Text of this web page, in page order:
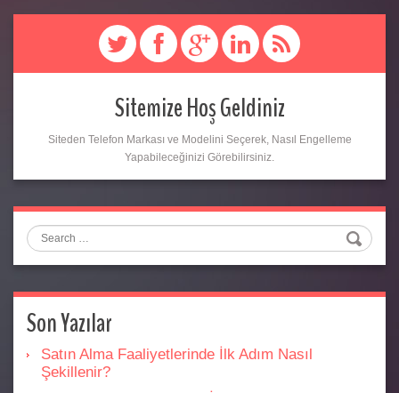
Sitemize Hoş Geldiniz
Siteden Telefon Markası ve Modelini Seçerek, Nasıl Engelleme
Yapabileceğinizi Görebilirsiniz.
Search
Son Yazılar
Satın Alma Faaliyetlerinde İlk Adım Nasıl
Şekillenir?